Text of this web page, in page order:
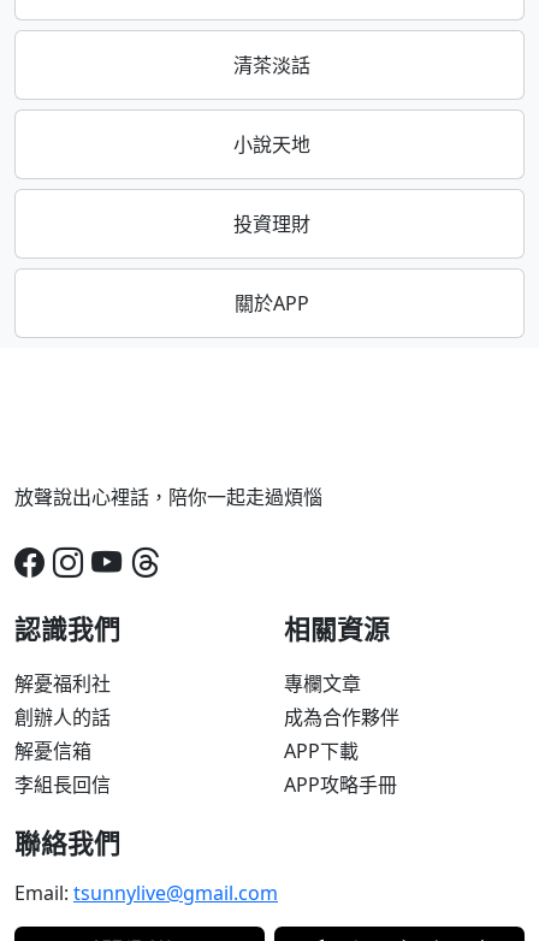
清茶淡話
小說天地
投資理財
關於APP
放聲說出心裡話，陪你一起走過煩惱
認識我們
解憂福利社
創辦人的話
解憂信箱
李組長回信
相關資源
專欄文章
成為合作夥伴
APP下載
APP攻略手冊
聯絡我們
Email: tsunnylive@gmail.com